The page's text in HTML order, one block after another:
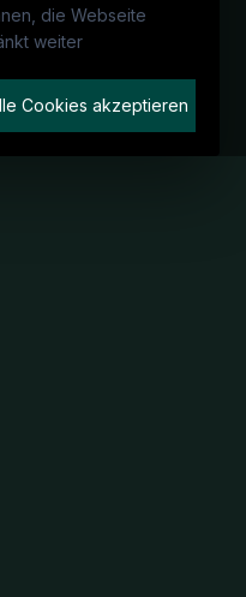
die Webseite
weiter
Cookies akzeptieren